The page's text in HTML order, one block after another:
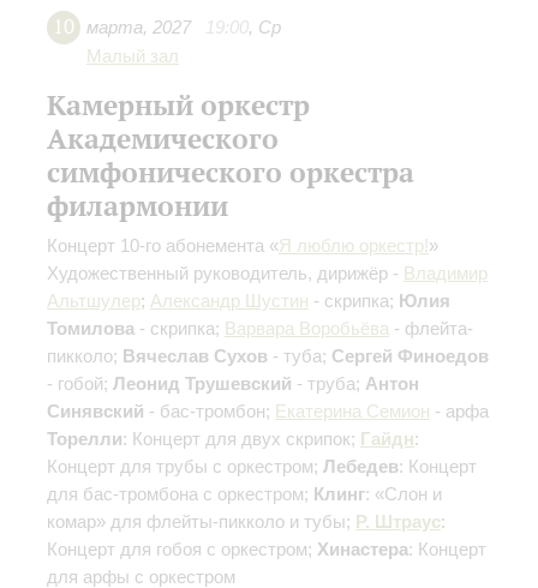
10 марта, 2027 19:00, Ср
Малый зал
Камерный оркестр
Академического
симфонического оркестра
филармонии
Концерт 10-го абонемента «Я люблю оркестр!»
Художественный руководитель, дирижёр - Владимир
Альтшулер; Александр Шустин - скрипка; Юлия
Томилова - скрипка; Варвара Воробьёва - флейта-
пикколо; Вячеслав Сухов - туба; Сергей Финоедов
- гобой; Леонид Трушевский - труба; Антон
Синявский - бас-тромбон; Екатерина Семион - арфа
Торелли: Концерт для двух скрипок; Гайдн:
Концерт для трубы с оркестром; Лебедев: Концерт
для бас-тромбона с оркестром; Клинг: «Слон и
комар» для флейты-пикколо и тубы; Р. Штраус:
Концерт для гобоя с оркестром; Хинастера: Концерт
для арфы с оркестром